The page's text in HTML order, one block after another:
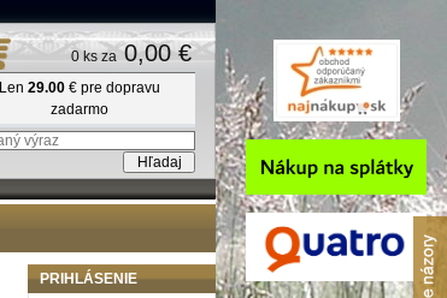
PRIHLÁSENIE
0 ks za 0,00 €
Len 29.00€ pre dopravu
zadarmo